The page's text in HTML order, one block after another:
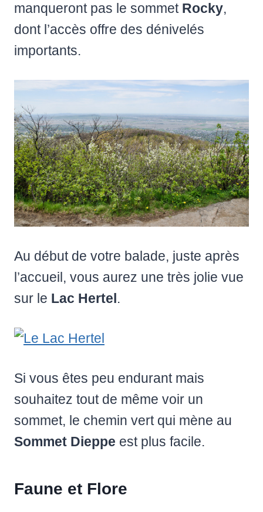
manqueront pas le sommet Rocky,
dont l’accès offre des dénivelés
importants.
Au début de votre balade, juste après
l’accueil, vous aurez une très jolie vue
sur le Lac Hertel .
Si vous êtes peu endurant mais
souhaitez tout de même voir un
sommet, le chemin vert qui mène au
Sommet Dieppe est plus facile.
Faune et Flore